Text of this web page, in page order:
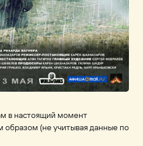
в настоящий момент
(не учитывая данные по